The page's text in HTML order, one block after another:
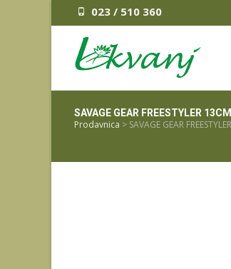
023 / 510 360
SAVAGE GEAR FREESTYLER
Prodavnica > SAVAGE GEAR